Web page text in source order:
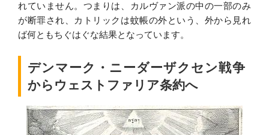
れていません。つまりは、カルヴァン派の中の一部のみ
が断罪され、カトリックは蚊帳の外という、外から見れ
ば何ともちぐはぐな結果となっています。
デンマーク・ニーダーザクセン戦争
からウェストファリア条約へ